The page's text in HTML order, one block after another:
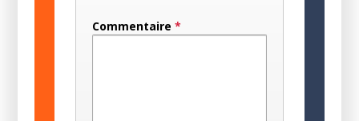
Commentaire *